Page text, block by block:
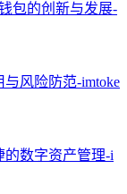
包的创新与发展-
风险防范-imtoke
的数字资产管理-i